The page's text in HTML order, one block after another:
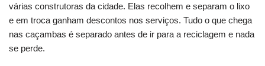
várias construtoras da cidade. Elas recolhem e separam o lixo
e em troca ganham descontos nos serviços. Tudo o que chega
nas caçambas é separado antes de ir para a reciclagem e nada
se perde.